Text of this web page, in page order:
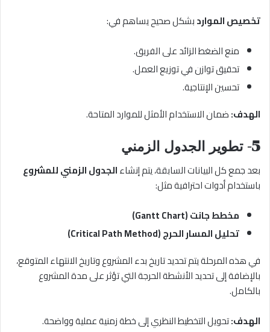
تخصيص المواردبشكل صحيح يساهم في:
منع الضغط الزائد على الفريق.
تحقيق توازن في توزيع العمل.
تحسين الإنتاجية.
الهدف:ضمان الاستخدام الأمثل للموارد المتاحة.
5- تطوير الجدول الزمني
بعد جمع كل البيانات السابقة، يتم إنشاءالجدول الزمني للمشروع
باستخدام أدوات احترافية مثل:
مخطط جانت (Gantt Chart)
تحليل المسار الحرج (Critical Path Method)
في هذه المرحلة يتم تحديد تاريخ بدء المشروع وتاريخ الانتهاء المتوقع،
بالإضافة إلى تحديد الأنشطة الحرجة التي تؤثر على مدة المشروع
بالكامل.
الهدف:تحويل التخطيط النظري إلى خطة زمنية عملية وواضحة.